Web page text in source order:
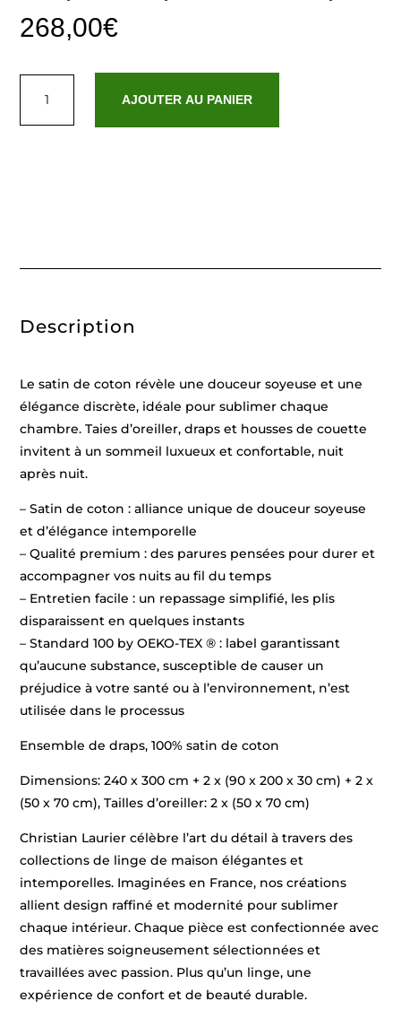
268,00€
Ensemble
-
cm
+
x
200
30
cm)
+
2
x
cm)
AJOUTER AU PANIER
Description
Le satin de coton révèle une douceur soyeuse et une
élégance discrète, idéale pour sublimer chaque
chambre. Taies d’oreiller, draps et housses de couette
invitent à un sommeil luxueux et confortable, nuit
après nuit.
– Satin de coton : alliance unique de douceur soyeuse
et d’élégance intemporelle
– Qualité premium : des parures pensées pour durer et
accompagner vos nuits au fil du temps
– Entretien facile : un repassage simplifié, les plis
disparaissent en quelques instants
– Standard 100 by OEKO-TEX ® : label garantissant
qu’aucune substance, susceptible de causer un
préjudice à votre santé ou à l’environnement, n’est
utilisée dans le processus
Ensemble de draps, 100% satin de coton
Dimensions: 240 x 300 cm + 2 x (90 x 200 x 30 cm) + 2 x
(50 x 70 cm), Tailles d’oreiller: 2 x (50 x 70 cm)
Christian Laurier célèbre l’art du détail à travers des
collections de linge de maison élégantes et
intemporelles. Imaginées en France, nos créations
allient design raffiné et modernité pour sublimer
chaque intérieur. Chaque pièce est confectionnée avec
des matières soigneusement sélectionnées et
travaillées avec passion. Plus qu’un linge, une
expérience de confort et de beauté durable.